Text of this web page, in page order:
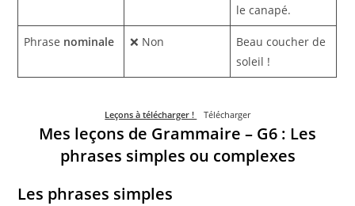
le canapé.
Phrase nominale ❌ Non
Beau coucher de
soleil !
Leçons à télécharger ! Télécharger
Mes leçons de Grammaire – G6 : Les
phrases simples ou complexes
Les phrases simples